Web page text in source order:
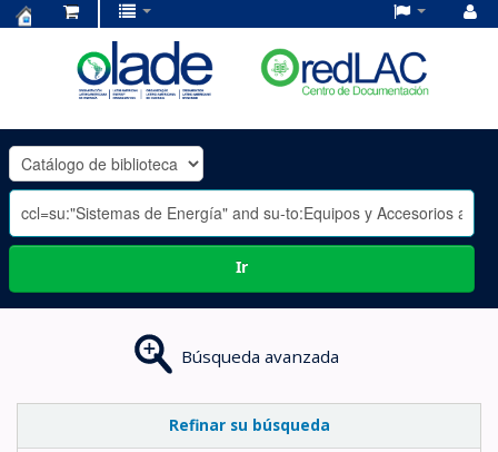
OLADE
-
Ir
Búsqueda avanzada
Refinar su búsqueda